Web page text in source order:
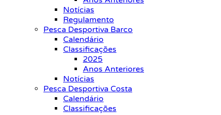
Notícias
Regulamento
Pesca Desportiva Barco
Calendário
Classificações
2025
Anos Anteriores
Notícias
Pesca Desportiva Costa
Calendário
Classificações